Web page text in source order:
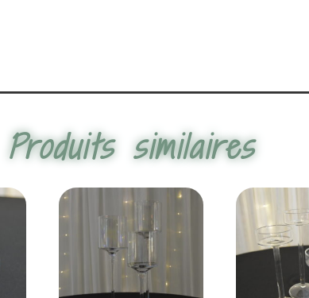
Produits similaires